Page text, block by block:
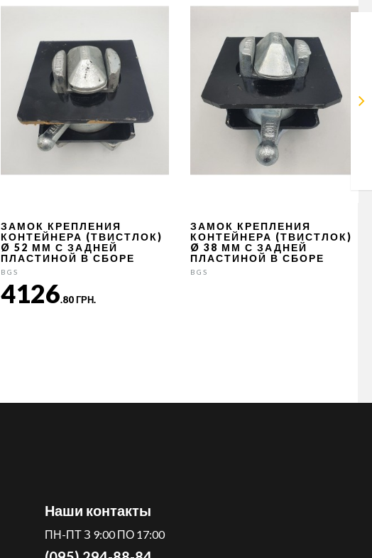
ЗАМОК КРЕПЛЕНИЯ
КОНТЕЙНЕРА (ТВИСТЛОК)
Ø 52 ММ С ЗАДНЕЙ
ПЛАСТИНОЙ В СБОРЕ
BGS
4126.80 ГРН.
ЗАМОК КРЕПЛЕНИЯ
КОНТЕЙНЕРА (ТВИСТЛОК)
Ø 38 ММ С ЗАДНЕЙ
ПЛАСТИНОЙ В СБОРЕ
BGS
Наши контакты
ПН-ПТ З 9:00 ПО 17:00